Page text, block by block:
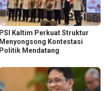
PSI Kaltim Perkuat Struktur
Menyongsong Kontestasi
Politik Mendatang